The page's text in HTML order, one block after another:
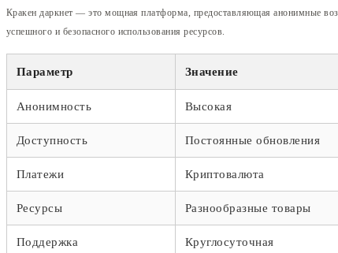
Кракен даркнет — это мощная платформа, предоставляющая анонимные
успешного и безопасного использования ресурсов.
Параметр Значение
Анонимность Высокая
Доступность Постоянные обновления
Платежи Криптовалюта
Ресурсы Разнообразные товары
Поддержка Круглосуточная